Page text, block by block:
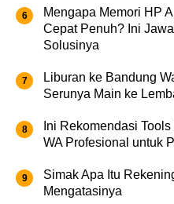
Mengapa Memori HP
Cepat Penuh? Ini
Solusinya
Liburan ke Bandung
Serunya Main ke
Ini Rekomendasi
WA Profesional untuk
Simak Apa Itu
Mengatasinya